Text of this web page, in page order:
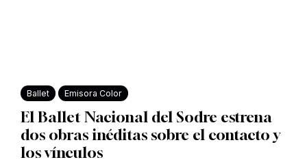
Ballet Emisora Color
El Ballet Nacional del Sodre estrena
dos obras inéditas sobre el contacto y
los vínculos